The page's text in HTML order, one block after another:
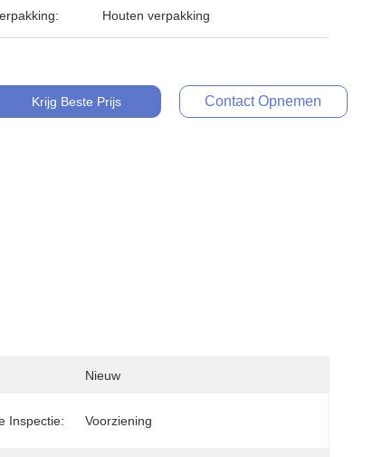
Houten verpakking
Krijg Beste Prijs Contact Opnemen
Nieuw
Inspectie: Voorziening